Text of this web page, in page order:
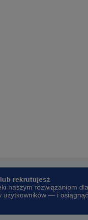
rekrutujesz
naszym rozwiązaniom dla
użytkowników — i osiągnąć